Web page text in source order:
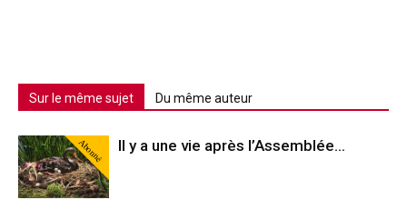
Sur le même sujet Du même auteur
Abonné Il y a une vie après l’Assemblée…